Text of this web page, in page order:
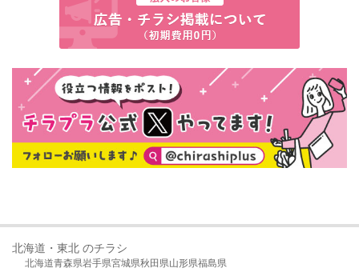
北海道・東北 のチラシ
北海道青森県岩手県宮城県秋田県山形県福島県